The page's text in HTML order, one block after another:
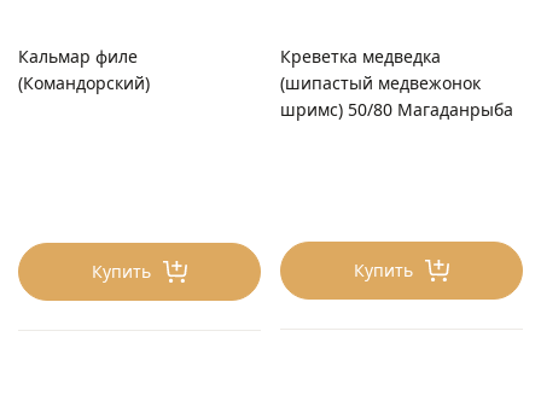
Купить
Кальмар филе
(Командорский)
Купить
Креветка медведка
(шипастый медвежонок
шримс) 50/80 Магаданрыба